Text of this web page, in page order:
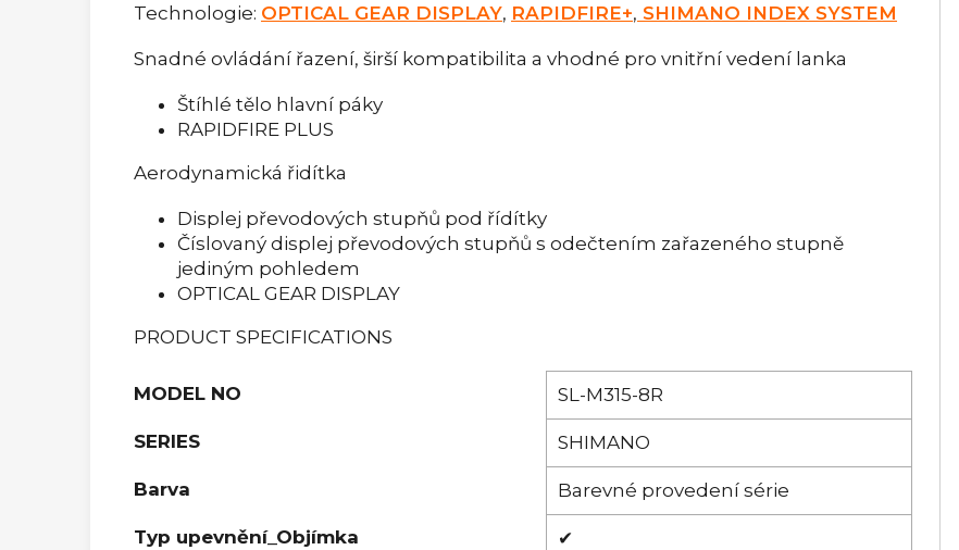
Technologie: OPTICAL GEAR DISPLAY, RAPIDFIRE+, SHIMANO INDEX SYSTEM
Snadné ovládání řazení, širší kompatibilita a vhodné pro vnitřní vedení lanka
Štíhlé tělo hlavní páky
RAPIDFIRE PLUS
Aerodynamická řidítka
Displej převodových stupňů pod řídítky
Číslovaný displej převodových stupňů s odečtením zařazeného stupně
jediným pohledem
OPTICAL GEAR DISPLAY
PRODUCT SPECIFICATIONS
MODEL NO SL-M315-8R
SERIES SHIMANO
Barva Barevné provedení série
Typ upevnění_Objímka ✔